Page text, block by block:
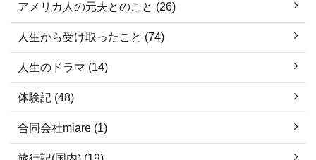
アメリカ人の元夫とのこと (26)
人生から受け取ったこと (74)
人生のドラマ (14)
体験記 (48)
合同会社miare (1)